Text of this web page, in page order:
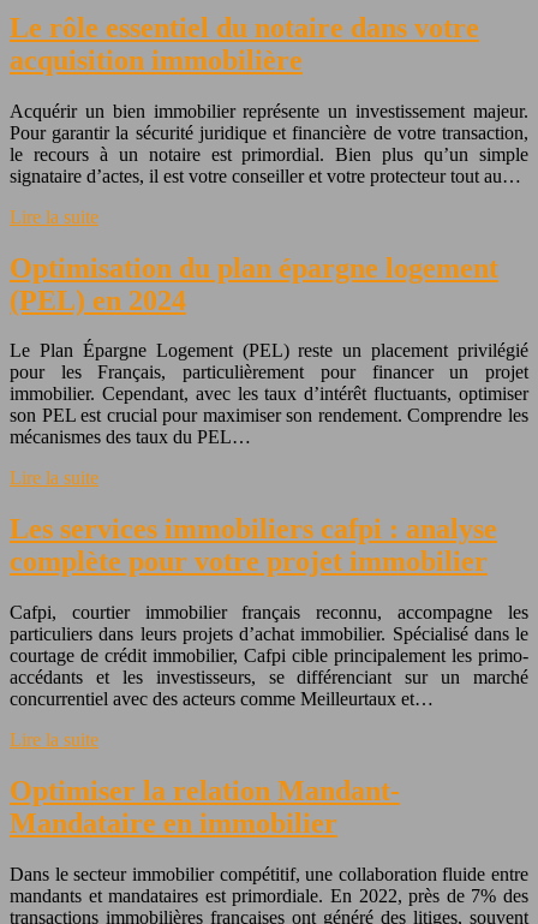
Le rôle essentiel du notaire dans votre
acquisition immobilière
Acquérir un bien immobilier représente un investissement majeur.
Pour garantir la sécurité juridique et financière de votre transaction,
le recours à un notaire est primordial. Bien plus qu’un simple
signataire d’actes, il est votre conseiller et votre protecteur tout au…
Lire la suite
Optimisation du plan épargne logement
(PEL) en 2024
Le Plan Épargne Logement (PEL) reste un placement privilégié
pour les Français, particulièrement pour financer un projet
immobilier. Cependant, avec les taux d’intérêt fluctuants, optimiser
son PEL est crucial pour maximiser son rendement. Comprendre les
mécanismes des taux du PEL…
Lire la suite
Les services immobiliers cafpi : analyse
complète pour votre projet immobilier
Cafpi, courtier immobilier français reconnu, accompagne les
particuliers dans leurs projets d’achat immobilier. Spécialisé dans le
courtage de crédit immobilier, Cafpi cible principalement les primo-
accédants et les investisseurs, se différenciant sur un marché
concurrentiel avec des acteurs comme Meilleurtaux et…
Lire la suite
Optimiser la relation Mandant-
Mandataire en immobilier
Dans le secteur immobilier compétitif, une collaboration fluide entre
mandants et mandataires est primordiale. En 2022, près de 7% des
transactions immobilières françaises ont généré des litiges, souvent